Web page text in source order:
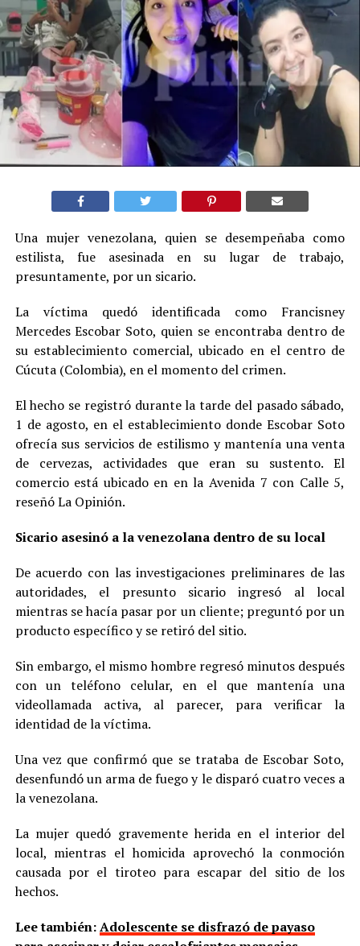
Una mujer venezolana, quien se desempeñaba como
estilista, fue asesinada en su lugar de trabajo,
presuntamente, por un sicario.
La víctima quedó identificada como Francisney
Mercedes Escobar Soto, quien se encontraba dentro de
su establecimiento comercial, ubicado en el centro de
Cúcuta (Colombia), en el momento del crimen.
El hecho se registró durante la tarde del pasado sábado,
1 de agosto, en el establecimiento donde Escobar Soto
ofrecía sus servicios de estilismo y mantenía una venta
de cervezas, actividades que eran su sustento. El
comercio está ubicado en en la Avenida 7 con Calle 5,
reseñó La Opinión.
Sicario asesinó a la venezolana dentro de su local
De acuerdo con las investigaciones preliminares de las
autoridades, el presunto sicario ingresó al local
mientras se hacía pasar por un cliente; preguntó por un
producto específico y se retiró del sitio.
Sin embargo, el mismo hombre regresó minutos después
con un teléfono celular, en el que mantenía una
videollamada activa, al parecer, para verificar la
identidad de la víctima.
Una vez que confirmó que se trataba de Escobar Soto,
desenfundó un arma de fuego y le disparó cuatro veces a
la venezolana.
La mujer quedó gravemente herida en el interior del
local, mientras el homicida aprovechó la conmoción
causada por el tiroteo para escapar del sitio de los
hechos.
Lee también:Adolescente se disfrazó de payaso